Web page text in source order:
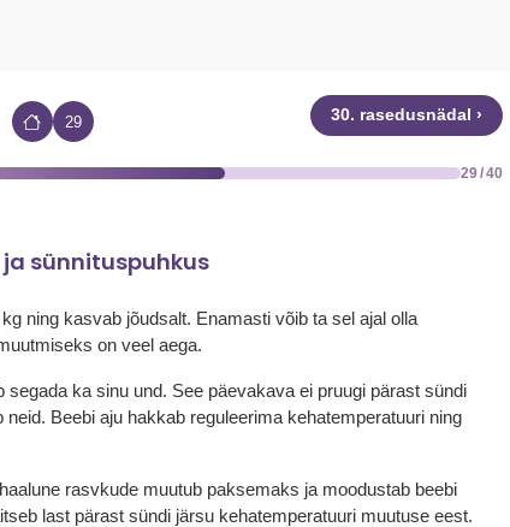
29 30. rasedusnädal ›
29 / 40
sünnituspuhkus
ning kasvab jõudsalt. Enamasti võib ta sel ajal olla
on veel aega.
ka sinu und. See päevakava ei pruugi pärast sündi
Beebi aju hakkab reguleerima kehatemperatuuri ning
rasvkude muutub paksemaks ja moodustab beebi
last pärast sündi järsu kehatemperatuuri muutuse eest.